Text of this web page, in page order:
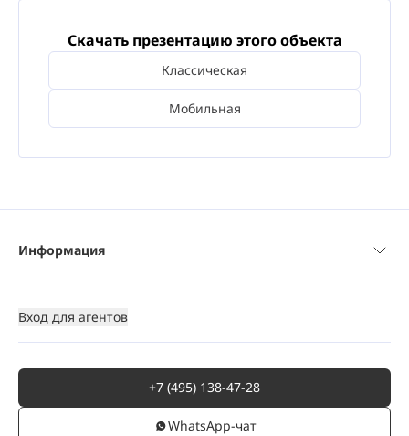
Скачать презентацию этого объекта
Классическая
Мобильная
+7 (495) 138-47-28
WhatsАpp-чат
Информация
Вход для агентов